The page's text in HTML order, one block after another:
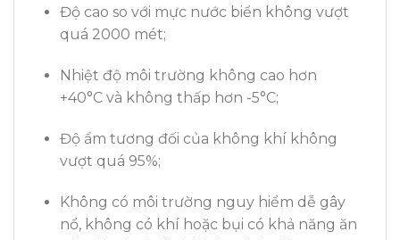
Độ cao so với mực nước biển không vượt
quá 2000 mét;
Nhiệt độ môi trường không cao hơn
+40°C và không thấp hơn -5°C;
Độ ẩm tương đối của không khí không
vượt quá 95%;
Không có môi trường nguy hiểm dễ gây
nổ, không có khí hoặc bụi có khả năng ăn